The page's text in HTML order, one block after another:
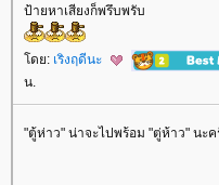
ป้ายหาเสียงก็พรึบพรับ
ดย: เริงฤดีนะ
น.
"ตู้ห่าว" น่าจะไปพร้อม "ตู่ห้าว" นะ